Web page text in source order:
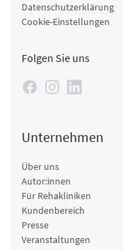
Datenschutzerklärung
Cookie-Einstellungen
Folgen Sie uns
Unternehmen
Über uns
Autor:innen
Für Rehakliniken
Kundenbereich
Presse
Veranstaltungen